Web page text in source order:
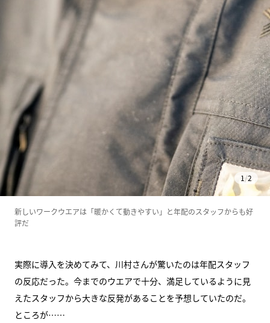
1/2
新しいワークウエアは「暖かくて動きやすい」と年配のスタッフからも好
評だ
実際に導入を決めてみて、川村さんが驚いたのは年配スタッフ
の反応だった。今までのウエアで十分、満足しているように見
えたスタッフから大きな反発があることを予想していたのだ。
ところが……